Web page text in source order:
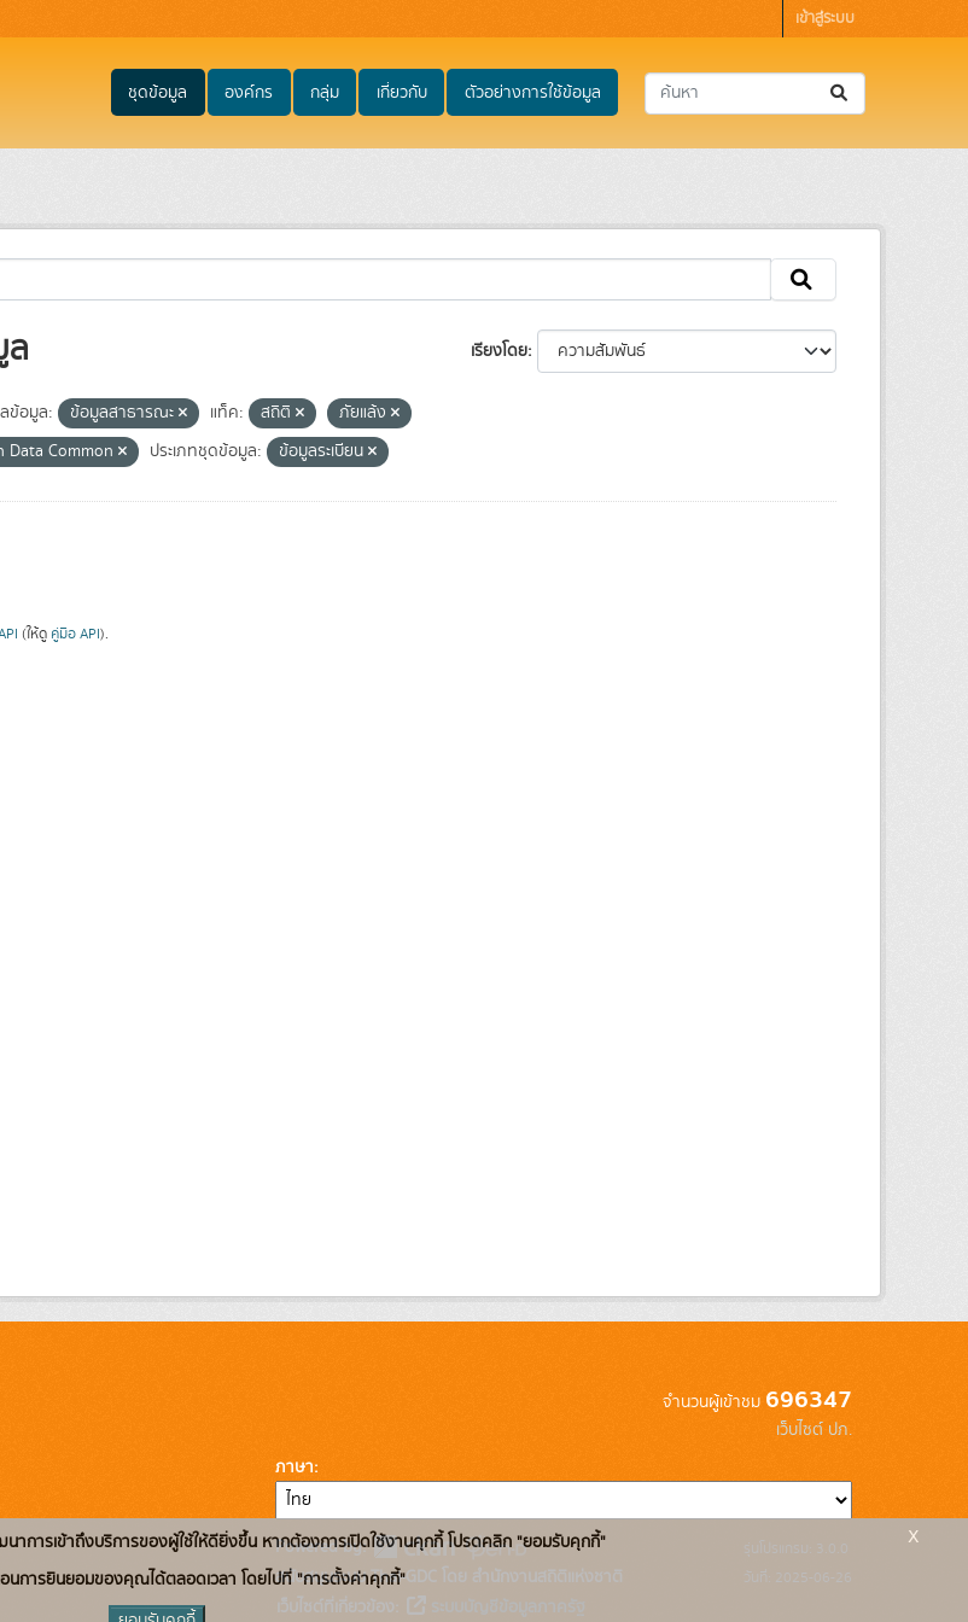
เข้าสู่ระบบ
ชุดข้อมูล องค์กร กลุ่ม เกี่ยวกับ ตัวอย่างการใช้ข้อมูล
เรียงโดย
ล
ข้อมูล: ข้อมูลสาธารณะ แท็ค: สถิติ
ภัยแล้ง
Data Common ประเภทชุดข้อมูล: ข้อมูลระเบียน
(ให้ดู คู่มือ API).
จำนวนผู้เข้าชม 696347
เว็บไซต์ ปภ.
ภาษา
Powered by:
สนับสนุนระบบ Thai-GDC โดย สำนักงานสถิติแห่งชาติ
เว็บไซต์ที่เกี่ยวข้อง:
รุ่นโปรแกรม: 3.0.0
วันที่: 2025-06-26
าการเข้าถึงบริการของผู้ใช้ให้ดียิ่งขึ้น หากต้องการเปิดใช้งานคุกกี้ โปรดคลิก "ยอมรับคุกกี้"
การยินยอมของคุณได้ตลอดเวลา โดยไปที่ "การตั้งค่าคุกกี้"
x